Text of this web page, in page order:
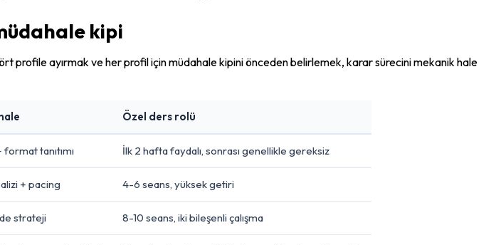
kipi
profile ayırmak ve her profil için müdahale kipini önceden belirlemek, karar sürecini mekanik hale
Özel ders rolü
format tanıtımı İlk 2 hafta faydalı, sonrası genellikle gereksiz
+ pacing 4-6 seans, yüksek getiri
strateji 8-10 seans, iki bileşenli çalışma